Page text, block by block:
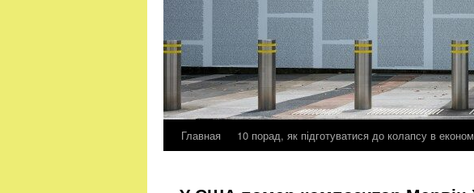
SkipГлавная 10 порад, як підготуватися до колапсу в